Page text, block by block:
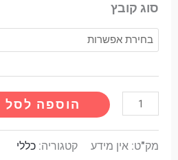
סוג קובץ
הוספה לסל
מק"ט: אין מידע קטגוריה: כללי